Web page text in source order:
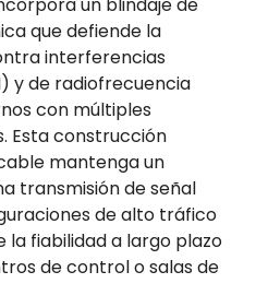
que defiende la
interferencias
y de radiofrecuencia
con múltiples
Esta construcción
mantenga un
transmisión de señal
de alto tráfico
la fiabilidad a largo plazo
de control o salas de